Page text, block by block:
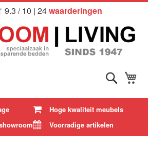
Ga
naar
de
inhoud
9.3 / 10 | 24waarderingen
Zoek
Hoge kwaliteit meubels
Voorradige artikelen